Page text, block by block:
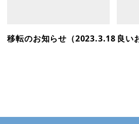
移転のお知らせ（2023.3.18）良い